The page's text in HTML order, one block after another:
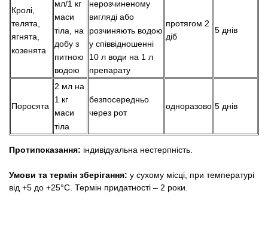
Кролі,
телята,
ягнята,
козенята
мл/1 кг
маси
тіла, на
добу з
питною
водою
нерозчиненому
вигляді або
розчиняють водою
у співвідношенні
10 л води на 1 л
препарату
протягом 2
діб
5 днів
Поросята
2 мл на
1 кг
маси
тіла
безпосередньо
через рот
одноразово 5 днів
Протипоказання: індивідуальна нестерпність.
Умови та термін зберігання: у сухому місці, при температурі
від +5 до +25°С. Термін придатності – 2 роки.